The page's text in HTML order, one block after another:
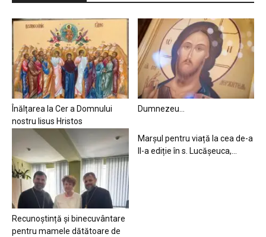
Înălțarea la Cer a Domnului
nostru Iisus Hristos
Dumnezeu…
Recunoștință și binecuvântare
pentru mamele dătătoare de
Marșul pentru viață la cea de-a
II-a ediție în s. Lucășeuca,...